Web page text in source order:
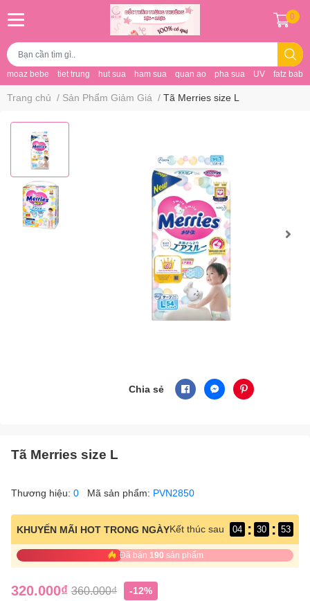
moaz bebe tiet trung hut sua ham sua quan ao pha sua UV fatz baby
0
Trang chủ / Sản Phẩm Giảm Giá / Tã Merries size L
Chia sẻ
Tã Merries size L
Thương hiệu: 0 Mã sản phẩm: PVN2850
KHUYẾN MÃI HOT TRONG NGÀYKết thúc sau 04 : 30 : 53
Đã bán 190 sản phẩm
320.000₫ 360.000₫
-12%